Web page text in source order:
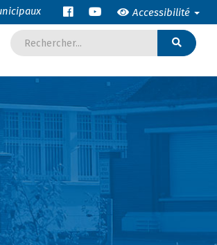
Accessibilité